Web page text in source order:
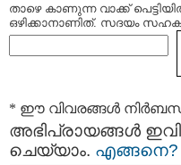
താഴെ കാണുന്ന വാക്ക്
ഒഴിക്കാനാണിത്. സദയം
* ഈ വിവരങ്ങള്‍
അഭിപ്രായങ്ങള്‍
ചെയ്യാം. എങ്ങനെ?